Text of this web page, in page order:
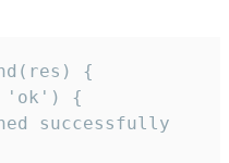
{
{
successfully